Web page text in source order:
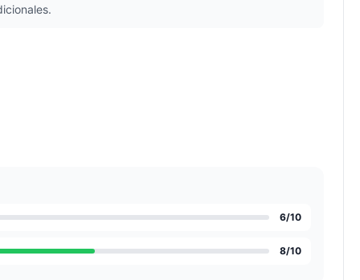
6/10
8/10